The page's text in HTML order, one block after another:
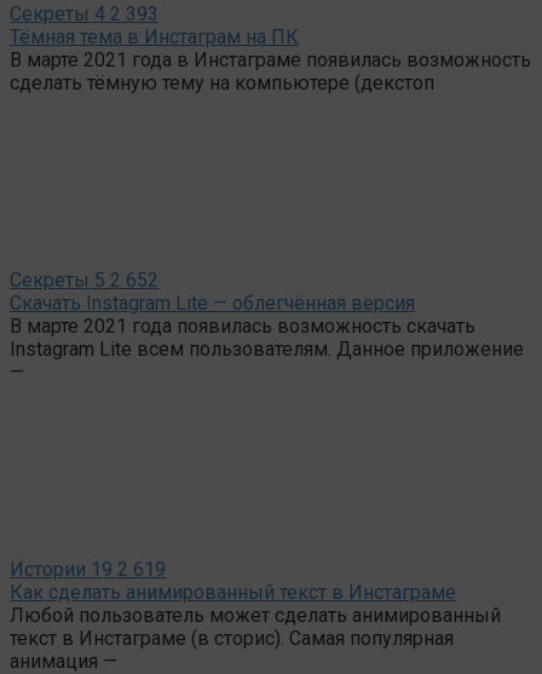
Секреты 4 2 393
Тёмная тема в Инстаграм на ПК
В марте 2021 года в Инстаграме появилась возможность
сделать тёмную тему на компьютере (декстоп
Секреты 5 2 652
Скачать Instagram Lite — облегчённая версия
В марте 2021 года появилась возможность скачать
Instagram Lite всем пользователям. Данное приложение
—
Истории 19 2 619
Как сделать анимированный текст в Инстаграме
Любой пользователь может сделать анимированный
текст в Инстаграме (в сторис). Самая популярная
анимация —